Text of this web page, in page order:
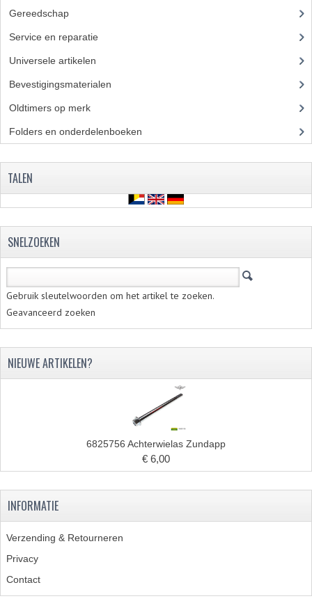
EMBLEMEN EN STICKERS
KETTINGKASTEN
MOTOROPHANGING
REMMEN EN WIELEN
AANDRIJVERS EN LAGERS
VELGEN EN SPAKEN
ALUMINIUM VELGEN
CHROMEN VELGEN
SPAKEN
Gereedschap
Service en reparatie
Universele artikelen
Bevestigingsmaterialen
Oldtimers op merk
Folders en onderdelenboeken
TALEN
SNELZOEKEN
Gebruik sleutelwoorden om het artikel te zoeken.
Geavanceerd zoeken
NIEUWE ARTIKELEN?
6825756 Achterwielas Zundapp
€ 6,00
INFORMATIE
Verzending & Retourneren
Privacy
Contact